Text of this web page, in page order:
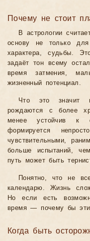
Почему не стоит
В астрологии
основу не только
характера, судьбы.
задаёт тон всему
время затмения,
жизненный потенциал.
Что это значит
рождаются с более
менее устойчив к
формируется
чувствительными,
больше испытаний,
путь может быть
Понятно, что не
календарю. Жизнь
Но если есть
время — почему бы
Когда быть